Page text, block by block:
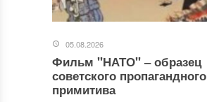
05.08.2026
Фильм "НАТО" ‒ образец
советского пропагандного
примитива